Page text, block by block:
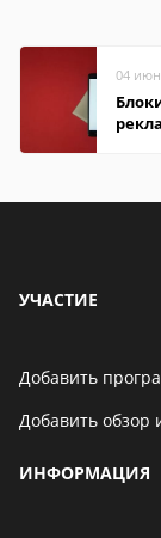
04
УЧАСТИЕ
Добавить
Добавить обзор
ИНФОРМАЦИЯ